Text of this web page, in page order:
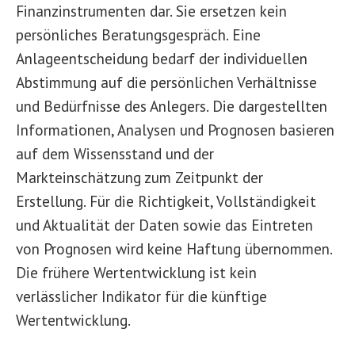
Finanzinstrumenten dar. Sie ersetzen kein
persönliches Beratungsgespräch. Eine
Anlageentscheidung bedarf der individuellen
Abstimmung auf die persönlichen Verhältnisse
und Bedürfnisse des Anlegers. Die dargestellten
Informationen, Analysen und Prognosen basieren
auf dem Wissensstand und der
Markteinschätzung zum Zeitpunkt der
Erstellung. Für die Richtigkeit, Vollständigkeit
und Aktualität der Daten sowie das Eintreten
von Prognosen wird keine Haftung übernommen.
Die frühere Wertentwicklung ist kein
verlässlicher Indikator für die künftige
Wertentwicklung.